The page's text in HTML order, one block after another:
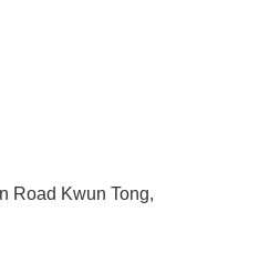
Road Kwun Tong,